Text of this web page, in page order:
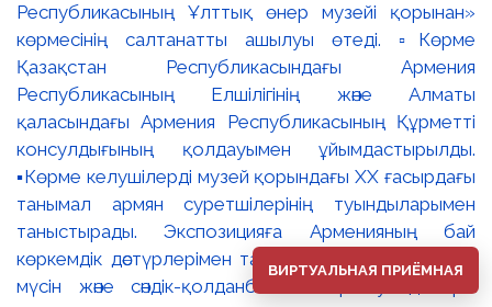
ВИРТУАЛЬНАЯ ПРИЁМНАЯ